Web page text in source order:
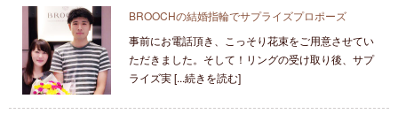
BROOCHの結婚指輪でサプライズプロポーズ
事前にお電話頂き、こっそり花束をご用意させてい
ただきました。そして！リングの受け取り後、サプ
ライズ実 [...続きを読む]